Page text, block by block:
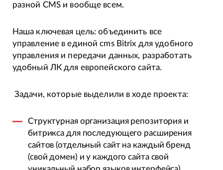
разной CMS и вообще всем.
Наша ключевая цель: объединить все
управление в единой cms Bitrix для удобного
управления и передачи данных, разработать
удобный ЛК для европейского сайта.
Задачи, которые выделили в ходе проекта:
Структурная организация репозитория и
битрикса для последующего расширения
сайтов (отдельный сайт на каждый бренд
(свой домен) и у каждого сайта свой